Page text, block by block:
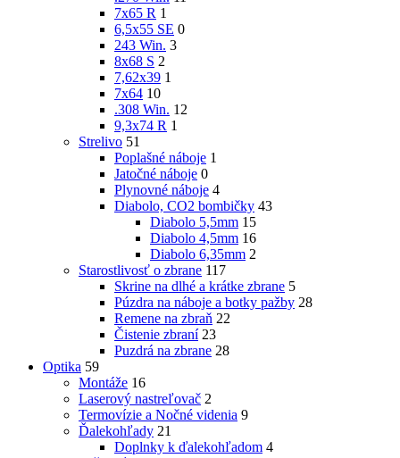
7x65 R 1
6,5x55 SE 0
243 Win. 3
8x68 S 2
7,62x39 1
7x64 10
.308 Win. 12
9,3x74 R 1
Strelivo 51
Poplašné náboje 1
Jatočné náboje 0
Plynovné náboje 4
Diabolo, CO2 bombičky 43
Diabolo 5,5mm 15
Diabolo 4,5mm 16
Diabolo 6,35mm 2
Starostlivosť o zbrane 117
Skrine na dlhé a krátke zbrane 5
Púzdra na náboje a botky pažby 28
Remene na zbraň 22
Čistenie zbraní 23
Puzdrá na zbrane 28
Optika 59
Montáže 16
Laserový nastreľovač 2
Termovízie a Nočné videnia 9
Ďalekohľady 21
Doplnky k ďalekohľadom 4